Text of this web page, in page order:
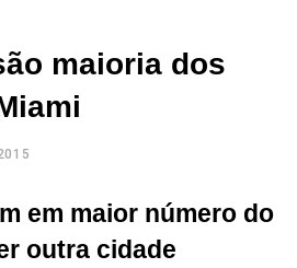
maioria dos
em maior número do
outra cidade